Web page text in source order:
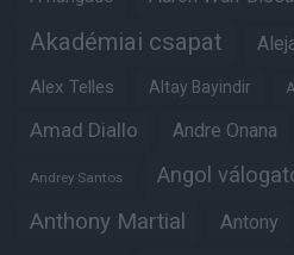
Akadémiai csapat
Alex Telles Altay Bayindir
Amad Diallo Andre Onana
Andrey Santos Angol
Anthony Martial Antony